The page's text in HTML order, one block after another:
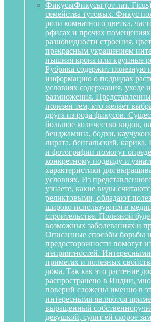
ФикусыФикусы (от лат.
семейства тутовых. Фикус
роли комнатного цветка,
офисах и прочих
разновидности строения,
прекрасным украшением
пышная крона или крупные
Рубрика содержит полезную
информацию о подвидах
условиях содержания, уходе
размножения.
полезен тем, кто желает
друга из рода фикусов.
большое количество видов,
бенджамина, бодхи,
лирата, бенгальский,
и фотографии помогут
конкретному подвиду и
характеристики для
условиях. Из
узнаете, какие виды
реликтовыми, обладают
широко используются в
строительстве. Полезной
возможных заболеваниях и
Описанные способы борьбы
предосторожности помогут
неприятностей.
приметах и полезных
дома. Так как это растение
распространено в Индии,
поверий сложены именно в
интересными являются
выращенный
девушкой, сулит ей скорое